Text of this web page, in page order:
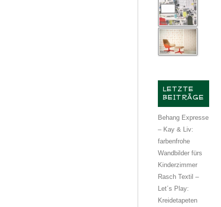
LETZTE
BEITRÄGE
Behang Expresse
– Kay & Liv:
farbenfrohe
Wandbilder fürs
Kinderzimmer
Rasch Textil –
Let´s Play:
Kreidetapeten